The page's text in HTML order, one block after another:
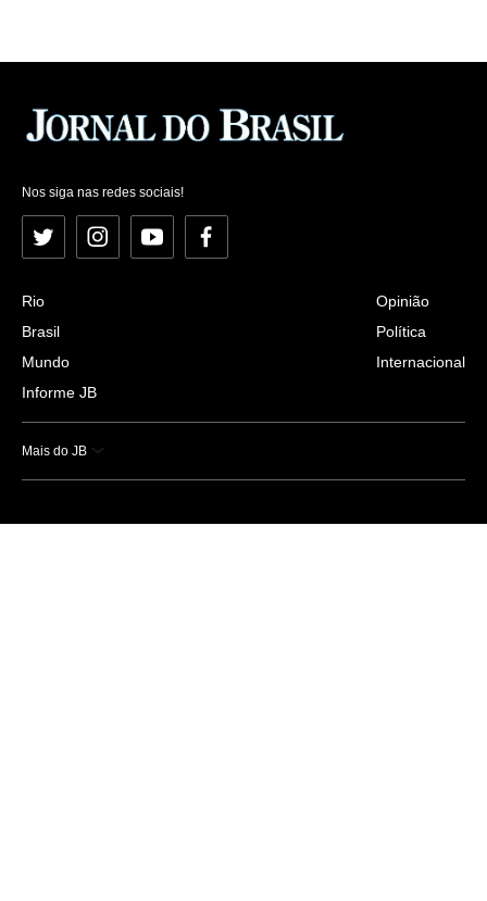
Nos siga nas redes sociais!
Twitter InstagramYouTubeFacebook
Rio
Brasil
Mundo
Informe JB
Opinião
Política
Internacional
Mais do JB
Esportes